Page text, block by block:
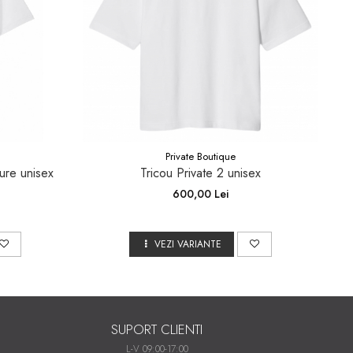
unisex
Private Boutique
Tricou Private 2 unisex
600,00 Lei
VEZI VARIANTE
SUPORT CLIENTI
L-V 09:00-17:00